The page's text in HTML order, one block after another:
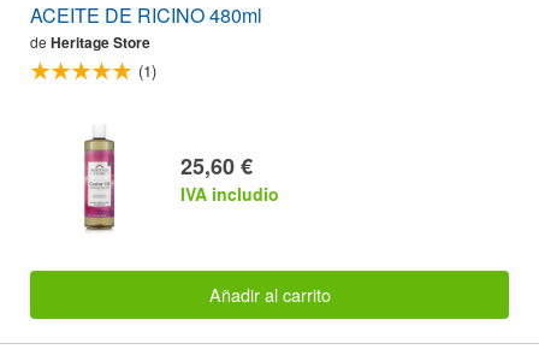
ACEITE DE RICINO 480ml
de Heritage Store
(1)
25,60 €
IVA includio
Añadir al carrito